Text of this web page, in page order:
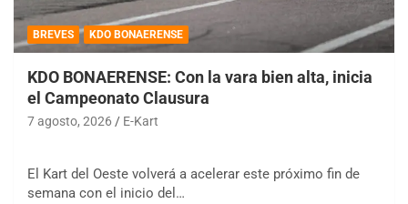
BREVES KDO BONAERENSE
KDO BONAERENSE: Con la vara bien alta, inicia
el Campeonato Clausura
7 agosto, 2026 E-Kart
El Kart del Oeste volverá a acelerar este próximo fin de
semana con el inicio del…